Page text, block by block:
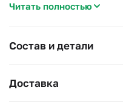
различной плотности
вариативность при
Читать полностью
Состав и детали
Доставка